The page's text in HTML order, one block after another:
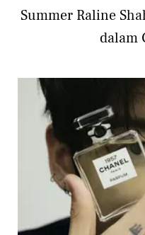
Summer Raline
dalam